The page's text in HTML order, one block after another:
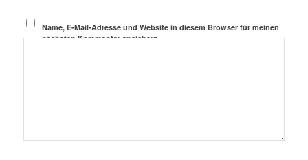
Name, E-Mail-Adresse und Website in diesem Browser für meinen
nächsten Kommentar speichern.